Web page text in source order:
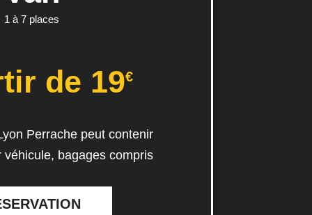
1 à 7 places
de 19€
Perrache peut contenir
véhicule, bagages compris